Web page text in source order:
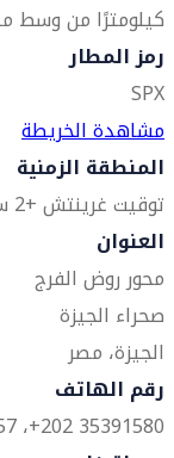
كيلومترًا من وسط
رمز المطار
SPX
مشاهدة الخريطة
المنطقة الزمنية
توقيت غرينتش +2 ساعات
العنوان
محور روض الفرج
صحراء الجيزة
الجيزة، مصر
رقم الهاتف
35391580 202+، 3539157 202+